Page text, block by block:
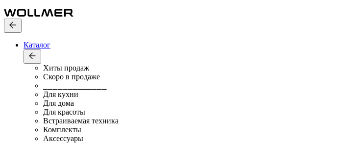
Каталог
Хиты продаж
Скоро в продаже
Для кухни
Для дома
Для красоты
Встраиваемая техника
Комплекты
Аксессуары